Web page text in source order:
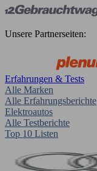
Unsere Partnerseiten:
Erfahrungen & Tests
Alle Marken
Alle Erfahrungsberichte
Elektroautos
Alle Testberichte
Top 10 Listen